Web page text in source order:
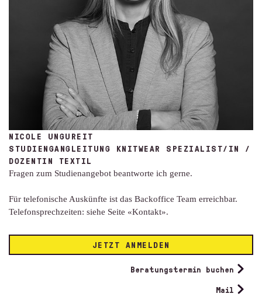
NICOLE UNGUREIT
STUDIENGANGLEITUNG KNITWEAR SPEZIALIST/IN /
DOZENTIN TEXTIL
Fragen zum Studienangebot beantworte ich gerne.
Für telefonische Auskünfte ist das Backoffice Team erreichbar.
Telefonsprechzeiten: siehe Seite «Kontakt».
JETZT ANMELDEN
Beratungstermin buchen
Mail